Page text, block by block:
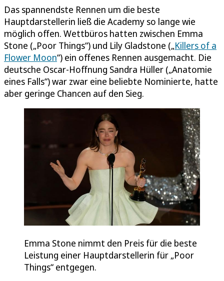
Das spannendste Rennen um die beste
Hauptdarstellerin ließ die Academy so lange wie
möglich offen. Wettbüros hatten zwischen Emma
Stone („Poor Things“) und Lily Gladstone („Killers of a
Flower Moon“) ein offenes Rennen ausgemacht. Die
deutsche Oscar-Hoffnung Sandra Hüller („Anatomie
eines Falls“) war zwar eine beliebte Nominierte, hatte
aber geringe Chancen auf den Sieg.
Emma Stone nimmt den Preis für die beste
Leistung einer Hauptdarstellerin für „Poor
Things“ entgegen.